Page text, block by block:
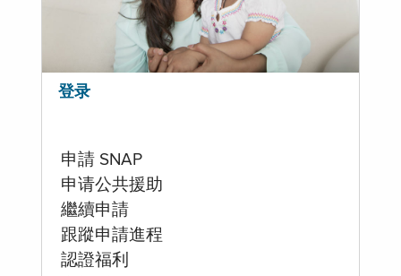
登录
申請 SNAP
申请公共援助
繼續申請
跟蹤申請進程
認證福利